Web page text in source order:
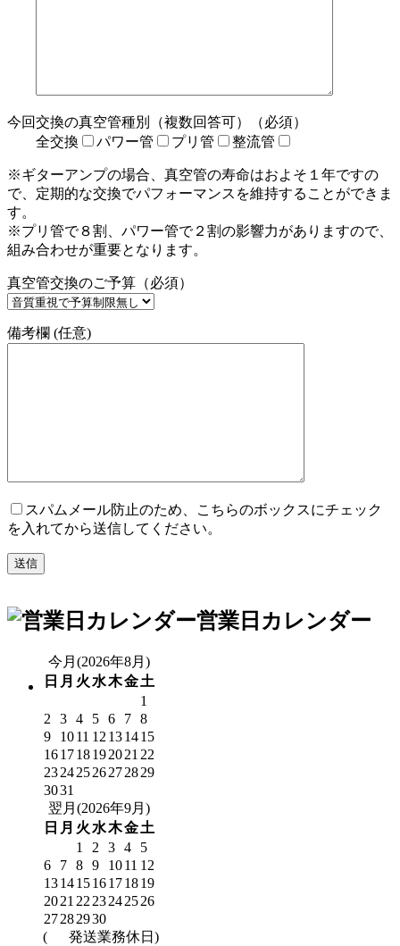
今回交換の真空管種別（複数回答可）（必須）
全交換
パワー管 プリ管 整流管
※ギターアンプの場合、真空管の寿命はおよそ１年ですの
で、定期的な交換でパフォーマンスを維持することができま
す。
※プリ管で８割、パワー管で２割の影響力がありますので、
組み合わせが重要となります。
真空管交換のご予算（必須）
備考欄 (任意)
スパムメール防止のため、こちらのボックスにチェック
を入れてから送信してください。
営業日カレンダー
今月(2026年8月)
日 月 火 水木金土
1
2
3 4 5 6 7 8
9
1011 12 131415
161718192021 22
23242526272829
3031
翌月(2026年9月)
日 月 火 水木金土
1
2 3 4
5
6
7 8 9 1011 12
13141516171819
2021 22 23242526
27282930
(
発送業務休日)